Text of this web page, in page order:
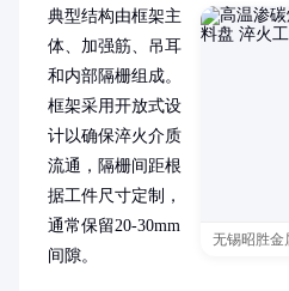
无锡昭胜金
典型结构由框架主
体、加强筋、吊耳
和内部隔栅组成。
框架采用开放式设
计以确保淬火介质
流通，隔栅间距根
据工件尺寸定制，
通常保留20-30mm
间隙。